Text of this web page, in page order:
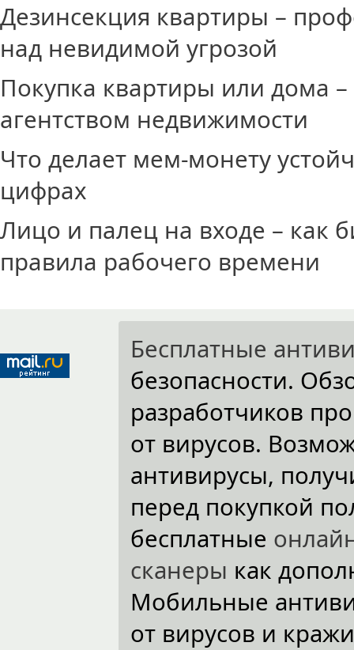
Дезинсекция квартиры –
над невидимой угрозой
Покупка квартиры или дома –
агентством недвижимости
Что делает мем-монету
цифрах
Лицо и палец на входе – как
правила рабочего времени
Бесплатные
безопасности.
разработчиков
от вирусов.
антивирусы,
перед покупкой
бесплатные
сканеры как
Мобильные
от вирусов и